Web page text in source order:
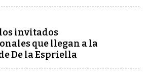
invitados
que llegan a la
De la Espriella